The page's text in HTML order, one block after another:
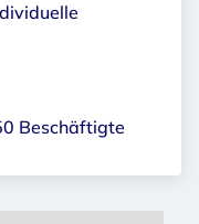
Beschäftigte